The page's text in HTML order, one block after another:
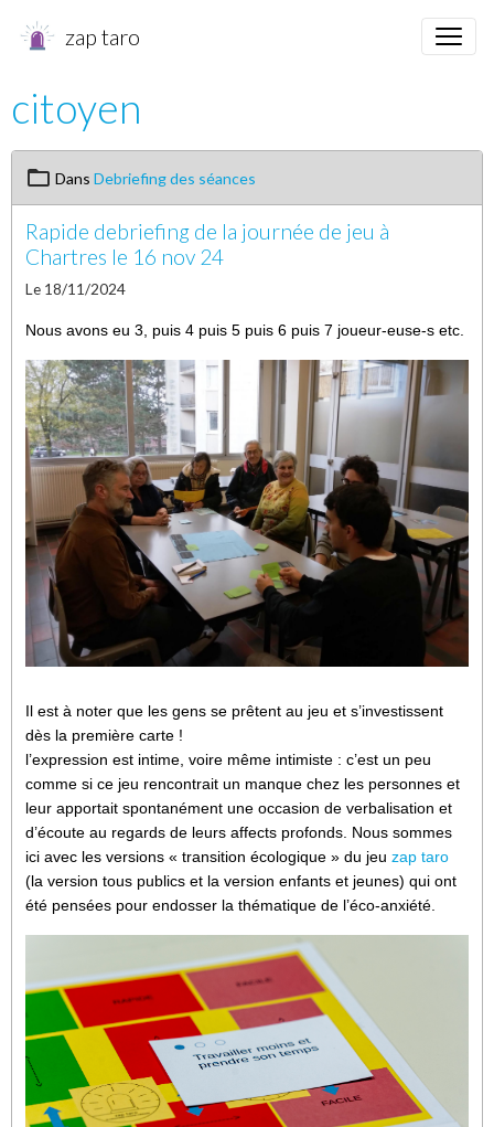
zap taro
citoyen
Dans Debriefing des séances
Rapide debriefing de la journée de jeu à
Chartres le 16 nov 24
Le 18/11/2024
Nous avons eu 3, puis 4 puis 5 puis 6 puis 7 joueur-euse-s etc.
Il est à noter que les gens se prêtent au jeu et s’investissent
dès la première carte !
l’expression est intime, voire même intimiste : c’est un peu
comme si ce jeu rencontrait un manque chez les personnes et
leur apportait spontanément une occasion de verbalisation et
d’écoute au regards de leurs affects profonds. Nous sommes
ici avec les versions « transition écologique » du jeu zap taro
(la version tous publics et la version enfants et jeunes) qui ont
été pensées pour endosser la thématique de l’éco-anxiété.